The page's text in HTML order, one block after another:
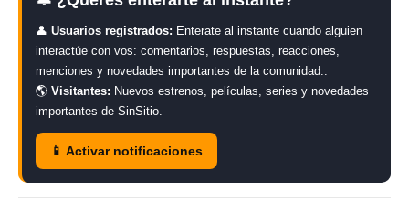
👤 Usuarios registrados: Enterate al instante cuando alguien
interactúe con vos: comentarios, respuestas, reacciones,
menciones y novedades importantes de la comunidad..
🌎 Visitantes: Nuevos estrenos, películas, series y novedades
importantes de SinSitio.
📱 Activar notificaciones